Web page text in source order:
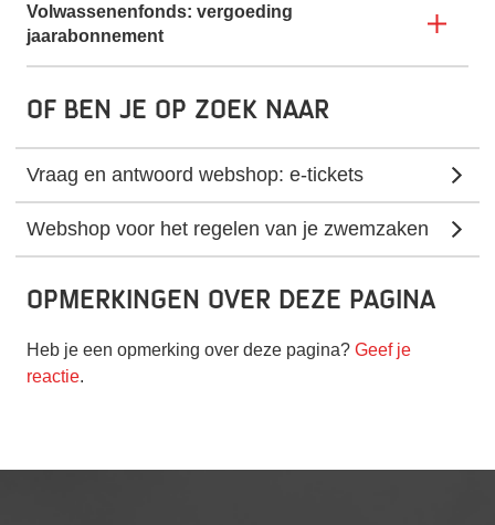
Volwassenenfonds: vergoeding
jaarabonnement
Of ben je op zoek naar
Vraag en antwoord webshop: e-tickets
Webshop voor het regelen van je zwemzaken
Opmerkingen over deze pagina
Heb je een opmerking over deze pagina? Geef je
reactie.